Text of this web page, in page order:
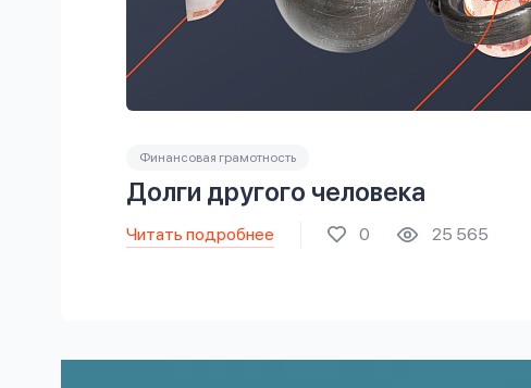
Финансовая грамотность
Долги другого человека
Читать подробнее 0 25 565